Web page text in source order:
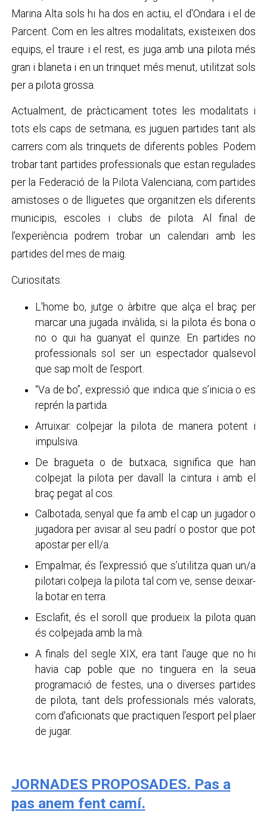
Marina Alta sols hi ha dos en actiu, el d'Ondara i el de
Parcent. Com en les altres modalitats, existeixen dos
equips, el traure i el rest, es juga amb una pilota més
gran i blaneta i en un trinquet més menut, utilitzat sols
per a pilota grossa.
Actualment, de pràcticament totes les modalitats i
tots els caps de setmana, es juguen partides tant als
carrers com als trinquets de diferents pobles. Podem
trobar tant partides professionals que estan regulades
per la Federació de la Pilota Valenciana, com partides
amistoses o de lliguetes que organitzen els diferents
municipis, escoles i clubs de pilota. Al final de
l’experiència podrem trobar un calendari amb les
partides del mes de maig.
Curiositats:
L'home bo, jutge o àrbitre que alça el braç per
marcar una jugada invàlida, si la pilota és bona o
no o qui ha guanyat el quinze. En partides no
professionals sol ser un espectador qualsevol
que sap molt de l’esport.
“Va de bo”, expressió que indica que s’inicia o es
reprén la partida.
Arruixar: colpejar la pilota de manera potent i
impulsiva.
De bragueta o de butxaca, significa que han
colpejat la pilota per davall la cintura i amb el
braç pegat al cos.
Calbotada, senyal que fa amb el cap un jugador o
jugadora per avisar al seu padrí o postor que pot
apostar per ell/a.
Empalmar, és l’expressió que s’utilitza quan un/a
pilotari colpeja la pilota tal com ve, sense deixar-
la botar en terra.
Esclafit, és el soroll que produeix la pilota quan
és colpejada amb la mà.
A finals del segle XIX, era tant l'auge que no hi
havia cap poble que no tinguera en la seua
programació de festes, una o diverses partides
de pilota, tant dels professionals més valorats,
com d'aficionats que practiquen l'esport pel plaer
de jugar.
JORNADES PROPOSADES. Pas a
pas anem fent camí.